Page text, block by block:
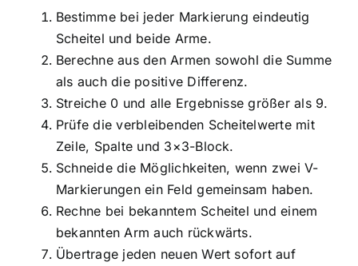
Bestimme bei jeder Markierung eindeutig
Scheitel und beide Arme.
Berechne aus den Armen sowohl die Summe
als auch die positive Differenz.
Streiche 0 und alle Ergebnisse größer als 9.
Prüfe die verbleibenden Scheitelwerte mit
Zeile, Spalte und 3×3-Block.
Schneide die Möglichkeiten, wenn zwei V-
Markierungen ein Feld gemeinsam haben.
Rechne bei bekanntem Scheitel und einem
bekannten Arm auch rückwärts.
Übertrage jeden neuen Wert sofort auf